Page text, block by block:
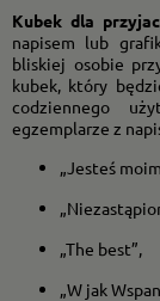
Kubek dla
napisem lub
bliskiej osobie
kubek, który
codziennego
egzemplarze z
„Jesteś
„The best”,
„W jak